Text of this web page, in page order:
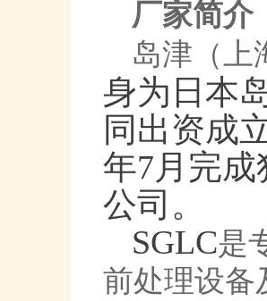
厂家简介
岛津（上
身为日本
同出资成
年7月完成
公司。
SGLC是
前处理设备